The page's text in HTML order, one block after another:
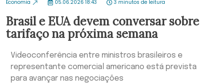
Economia 05.06.2026 18:43 3 minutos de leitura
Brasil e EUA devem conversar sobre
tarifaço na próxima semana
Videoconferência entre ministros brasileiros e
representante comercial americano está prevista
para avançar nas negociações